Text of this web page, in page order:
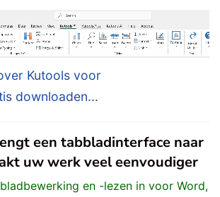
Kutools voor
downloaden...
een tabbladinterface naar
uw werk veel eenvoudiger
en -lezen in voor Word,